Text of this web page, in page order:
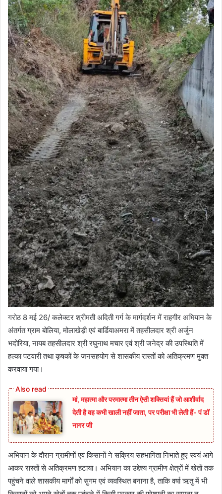
गरोठ 8 मई 26/ कलेक्टर श्रीमती अदिती गर्ग के मार्गदर्शन में राहगीर अभियान के
अंतर्गत ग्राम बोलिया, मोलाखेड़ी एवं बार्डियाअमरा में तहसीलदार श्री अर्जुन
भदोरिया, नायब तहसीलदार श्री रघुनाथ मचार एवं श्री जनेद्र की उपस्थिति में
हल्का पटवारी तथा कृषकों के जनसहयोग से शासकीय रास्तों को अतिक्रमण मुक्त
करवाया गया।
मां, महात्मा और परमात्मा तीन ऐसी शक्तियां हैं जो आशीर्वाद
देती है वह कभी खाली नहीं जाता, पर परीक्षा भी लेती हैं- पं डॉ
नागर जी
अभियान के दौरान ग्रामीणों एवं किसानों ने सक्रिय सहभागिता निभाते हुए स्वयं आगे
आकर रास्तों से अतिक्रमण हटाया। अभियान का उद्देश्य ग्रामीण क्षेत्रों में खेतों तक
पहुंचने वाले शासकीय मार्गों को सुगम एवं व्यवस्थित बनाना है, ताकि वर्षा ऋतु में भी